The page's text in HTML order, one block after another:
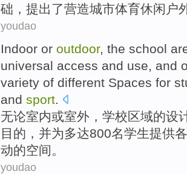
础， 提出了营造城市体育休闲户
youdao
Indoor or outdoor, the school
universal access and use, and
variety of different Spaces for
and sport.
无论室内或室外 ， 学校区域的设
目的， 并为多达800名学生提供
动的空间。
youdao